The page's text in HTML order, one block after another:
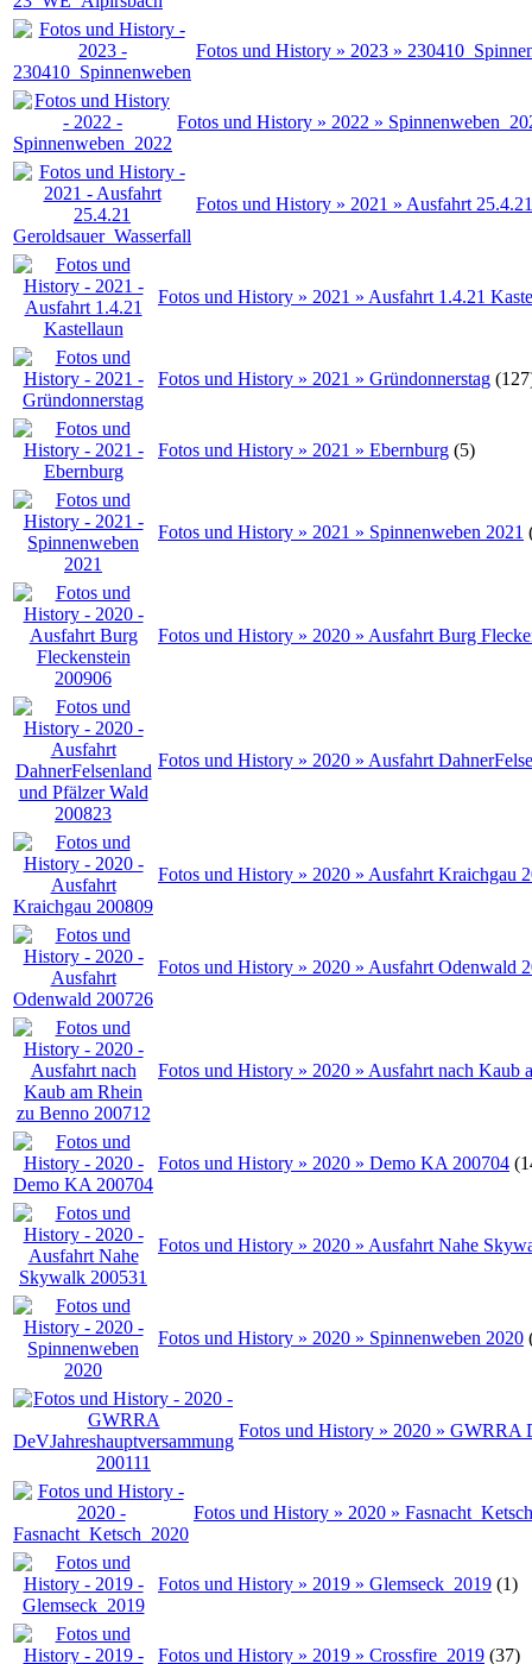
Fotos und History » 2023 »
Fotos und History » 2022 »
Fotos und History » 2021 » Ausfahrt
Fotos und History » 2021 » Ausfahrt 1.4.21
Fotos und History » 2021 » Gründonnerstag
Fotos und History » 2021 » Ebernburg (5)
Fotos und History » 2021 » Spinnenweben 2021
Fotos und History » 2020 » Ausfahrt Burg
Fotos und History » 2020 » Ausfahrt
Fotos und History » 2020 » Ausfahrt Kraichgau
Fotos und History » 2020 » Ausfahrt Odenwald
Fotos und History » 2020 » Ausfahrt nach Kaub
Fotos und History » 2020 » Demo KA 200704
Fotos und History » 2020 » Ausfahrt Nahe
Fotos und History » 2020 » Spinnenweben 2020
Fotos und History » 2020 » GWRRA
Fotos und History » 2020 »
Fotos und History » 2019 » Glemseck_2019 (1)
Fotos und History » 2019 » Crossfire_2019 (37)